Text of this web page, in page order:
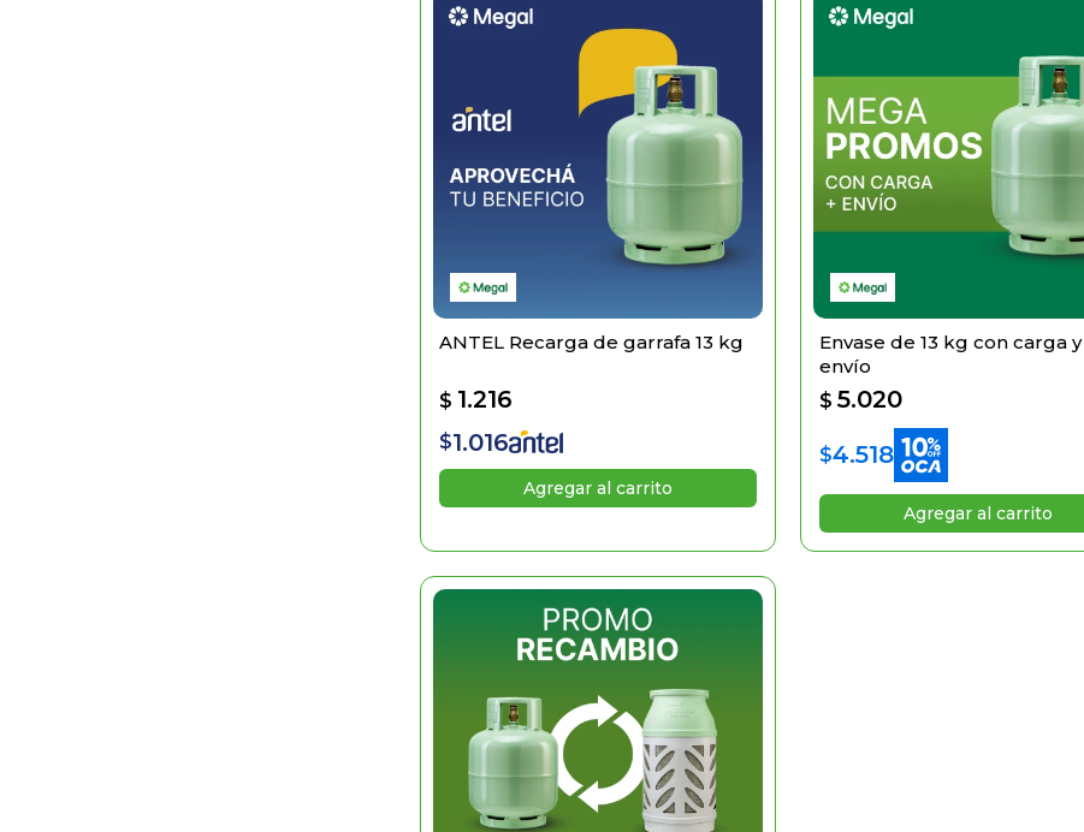
ANTEL Recarga de garrafa 13 kg
$ 1.216
$1.016
Envase de 13 kg con carga y
envío
$ 5.020
$4.518